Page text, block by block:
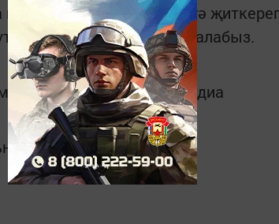
район хәлләрен сезгә
дигән өметтә калабыз.
в Telegram-каналеТатмедиа
мессенджере MАХ: